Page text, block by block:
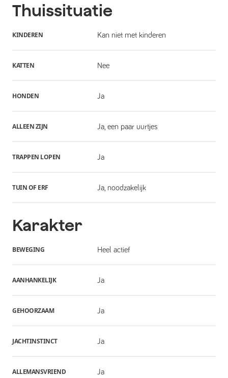
Thuissituatie
KINDEREN Kan niet met kinderen
KATTEN Nee
HONDEN Ja
ALLEEN ZIJN Ja, een paar uurtjes
TRAPPEN LOPEN Ja
TUIN OF ERF Ja, noodzakelijk
Karakter
BEWEGING Heel actief
AANHANKELIJK Ja
GEHOORZAAM Ja
JACHTINSTINCT Ja
ALLEMANSVRIEND Ja